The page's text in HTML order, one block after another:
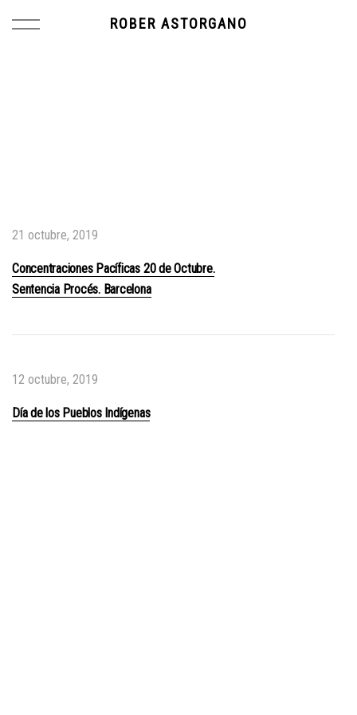
ROBER ASTORGANO
21 octubre, 2019
Concentraciones Pacíficas 20 de Octubre.
Sentencia Procés. Barcelona
12 octubre, 2019
Día de los Pueblos Indígenas